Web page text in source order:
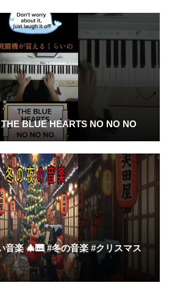
BLUE HEARTS NO NO NO
音楽 🎄🎹 #冬の音楽 #クリスマス